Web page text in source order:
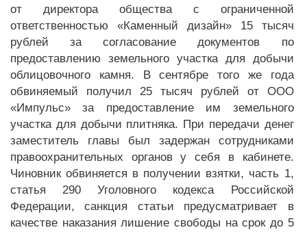
от директора общества с ограниченной
ответственностью «Каменный дизайн» 15 тысяч
рублей за согласование документов по
предоставлению земельного участка для добычи
облицовочного камня. В сентябре того же года
обвиняемый получил 25 тысяч рублей от ООО
«Импульс» за предоставление им земельного
участка для добычи плитняка. При передачи денег
заместитель главы был задержан сотрудниками
правоохранительных органов у себя в кабинете.
Чиновник обвиняется в получении взятки, часть 1,
статья 290 Уголовного кодекса Российской
Федерации, санкция статьи предусматривает в
качестве наказания лишение свободы на срок до 5